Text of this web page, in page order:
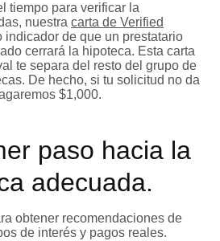
tiempo para verificar la
nuestra carta de Verified
indicador de que un prestatario
cerrará la hipoteca. Esta carta
te separa del resto del grupo de
De hecho, si tu solicitud no da
$1,000.
paso hacia la
adecuada.
obtener recomendaciones de
de interés y pagos reales.